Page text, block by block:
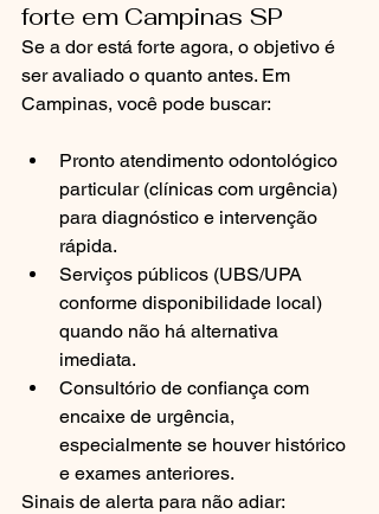
forte em Campinas SP
Se a dor está forte agora, o objetivo é
ser avaliado o quanto antes. Em
Campinas, você pode buscar:
Pronto atendimento odontológico
particular (clínicas com urgência)
para diagnóstico e intervenção
rápida.
Serviços públicos (UBS/UPA
conforme disponibilidade local)
quando não há alternativa
imediata.
Consultório de confiança com
encaixe de urgência,
especialmente se houver histórico
e exames anteriores.
Sinais de alerta para não adiar: